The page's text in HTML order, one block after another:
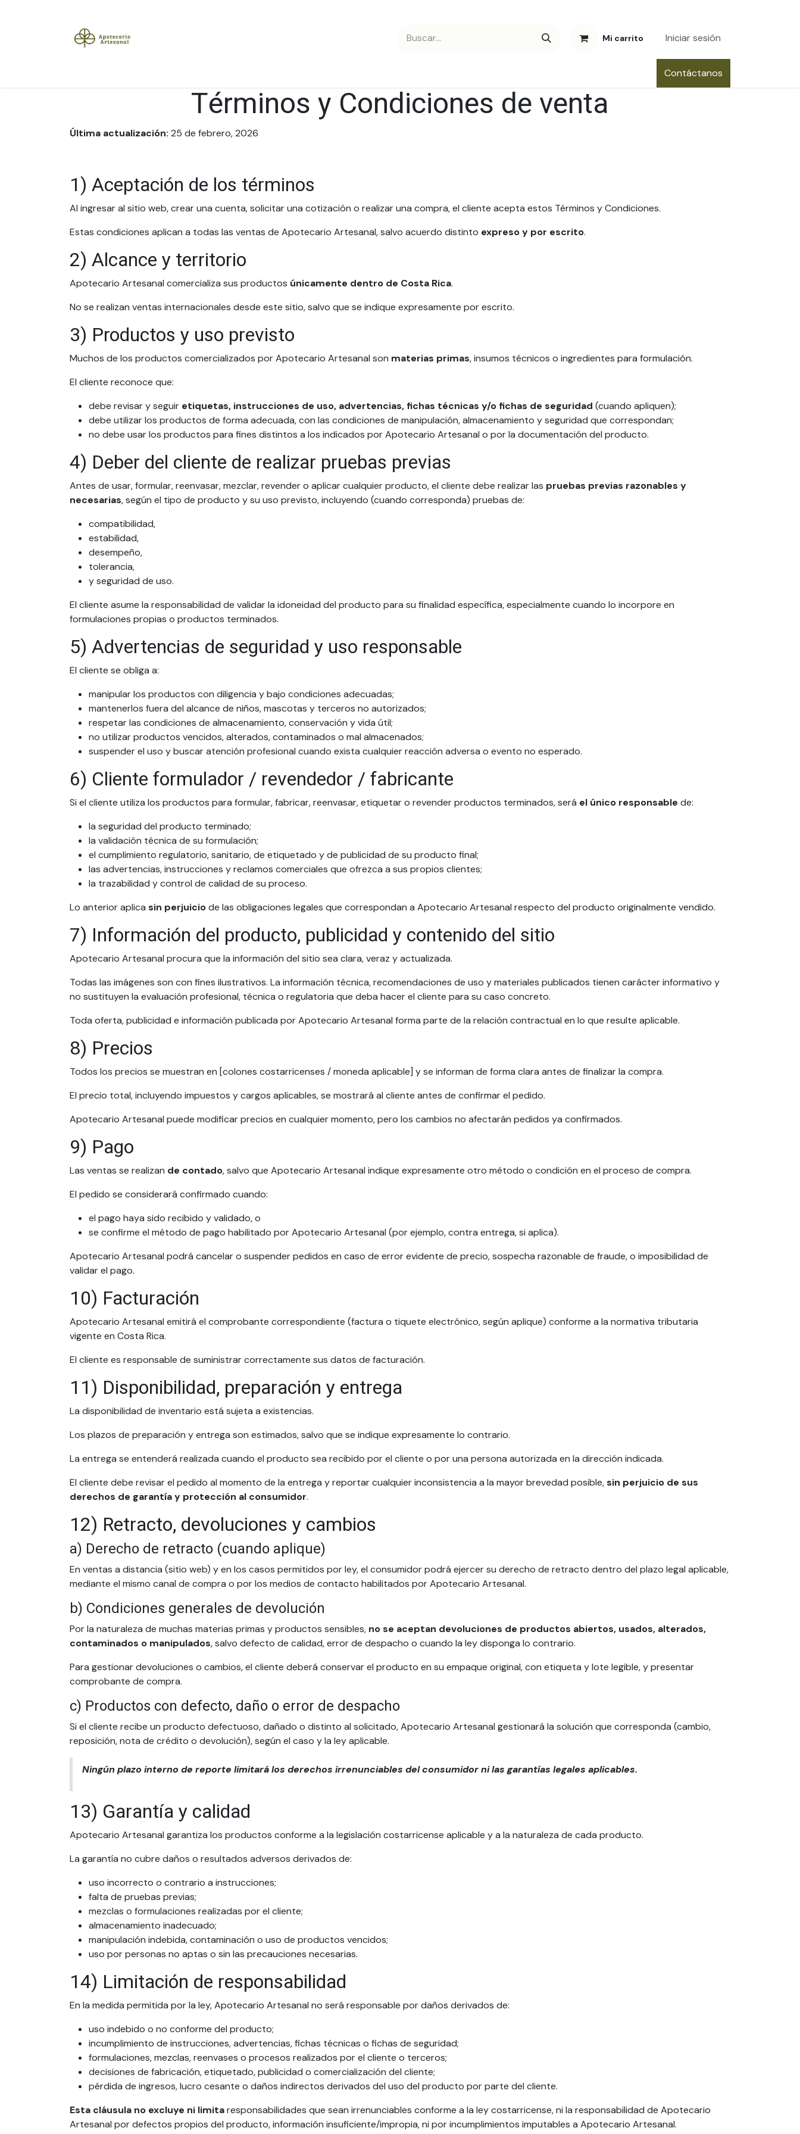
Mi carrito Iniciar sesión
Contáctanos
Términos y Condiciones de venta
Última actualización: 25 de febrero, 2026
1) Aceptación de los términos
Al ingresar al sitio web, crear una cuenta, solicitar una cotización o realizar una compra, el cliente acepta estos Términos y Condiciones.
Estas condiciones aplican a todas las ventas de Apotecario Artesanal, salvo acuerdo distinto expreso y por escrito.
2) Alcance y territorio
Apotecario Artesanal comercializa sus productos únicamente dentro de Costa Rica.
No se realizan ventas internacionales desde este sitio, salvo que se indique expresamente por escrito.
3) Productos y uso previsto
Muchos de los productos comercializados por Apotecario Artesanal son materias primas, insumos técnicos o ingredientes para formulación.
El cliente reconoce que:
debe revisar y seguir etiquetas, instrucciones de uso, advertencias, fichas técnicas y/o fichas de seguridad (cuando apliquen);
debe utilizar los productos de forma adecuada, con las condiciones de manipulación, almacenamiento y seguridad que correspondan;
no debe usar los productos para fines distintos a los indicados por Apotecario Artesanal o por la documentación del producto.
4) Deber del cliente de realizar pruebas previas
Antes de usar, formular, reenvasar, mezclar, revender o aplicar cualquier producto, el cliente debe realizar las pruebas previas razonables y
necesarias, según el tipo de producto y su uso previsto, incluyendo (cuando corresponda) pruebas de:
compatibilidad,
estabilidad,
desempeño,
tolerancia,
y seguridad de uso.
El cliente asume la responsabilidad de validar la idoneidad del producto para su finalidad específica, especialmente cuando lo incorpore en
formulaciones propias o productos terminados.
5) Advertencias de seguridad y uso responsable
El cliente se obliga a:
manipular los productos con diligencia y bajo condiciones adecuadas;
mantenerlos fuera del alcance de niños, mascotas y terceros no autorizados;
respetar las condiciones de almacenamiento, conservación y vida útil;
no utilizar productos vencidos, alterados, contaminados o mal almacenados;
suspender el uso y buscar atención profesional cuando exista cualquier reacción adversa o evento no esperado.
6) Cliente formulador / revendedor / fabricante
Si el cliente utiliza los productos para formular, fabricar, reenvasar, etiquetar o revender productos terminados, será el único responsable de:
la seguridad del producto terminado;
la validación técnica de su formulación;
el cumplimiento regulatorio, sanitario, de etiquetado y de publicidad de su producto final;
las advertencias, instrucciones y reclamos comerciales que ofrezca a sus propios clientes;
la trazabilidad y control de calidad de su proceso.
Lo anterior aplica sin perjuiciode las obligaciones legales que correspondan a Apotecario Artesanal respecto del producto originalmente vendido.
7) Información del producto, publicidad y contenido del sitio
Apotecario Artesanal procura que la información del sitio sea clara, veraz y actualizada.
Todas las imágenes son con fines ilustrativos. La información técnica, recomendaciones de uso y materiales publicados tienen carácter informativo y
no sustituyen la evaluación profesional, técnica o regulatoria que deba hacer el cliente para su caso concreto.
Toda oferta, publicidad e información publicada por Apotecario Artesanal forma parte de la relación contractual en lo que resulte aplicable.
8) Precios
Todos los precios se muestran en [colones costarricenses / moneda aplicable] y se informan de forma clara antes de finalizar la compra.
El precio total, incluyendo impuestos y cargos aplicables, se mostrará al cliente antes de confirmar el pedido.
Apotecario Artesanal puede modificar precios en cualquier momento, pero los cambios no afectarán pedidos ya confirmados.
9) Pago
Las ventas se realizan de contado, salvo que Apotecario Artesanal indique expresamente otro método o condición en el proceso de compra.
El pedido se considerará confirmado cuando:
el pago haya sido recibido y validado, o
se confirme el método de pago habilitado por Apotecario Artesanal (por ejemplo, contra entrega, si aplica).
Apotecario Artesanal podrá cancelar o suspender pedidos en caso de error evidente de precio, sospecha razonable de fraude, o imposibilidad de
validar el pago.
10) Facturación
Apotecario Artesanal emitirá el comprobante correspondiente (factura o tiquete electrónico, según aplique) conforme a la normativa tributaria
vigente en Costa Rica.
El cliente es responsable de suministrar correctamente sus datos de facturación.
11) Disponibilidad, preparación y entrega
La disponibilidad de inventario está sujeta a existencias.
Los plazos de preparación y entrega son estimados, salvo que se indique expresamente lo contrario.
La entrega se entenderá realizada cuando el producto sea recibido por el cliente o por una persona autorizada en la dirección indicada.
El cliente debe revisar el pedido al momento de la entrega y reportar cualquier inconsistencia a la mayor brevedad posible,sin perjuicio de sus
derechos de garantía y protección al consumidor.
12) Retracto, devoluciones y cambios
a) Derecho de retracto (cuando aplique)
En ventas a distancia (sitio web) y en los casos permitidos por ley, el consumidor podrá ejercer su derecho de retracto dentro del plazo legal aplicable,
mediante el mismo canal de compra o por los medios de contacto habilitados por Apotecario Artesanal.
b) Condiciones generales de devolución
Por la naturaleza de muchas materias primas y productos sensibles, no se aceptan devoluciones de productos abiertos, usados, alterados,
contaminados o manipulados, salvo defecto de calidad, error de despacho o cuando la ley disponga lo contrario.
Para gestionar devoluciones o cambios, el cliente deberá conservar el producto en su empaque original, con etiqueta y lote legible, y presentar
comprobante de compra.
c) Productos con defecto, daño o error de despacho
Si el cliente recibe un producto defectuoso, dañado o distinto al solicitado, Apotecario Artesanal gestionará la solución que corresponda (cambio,
reposición, nota de crédito o devolución), según el caso y la ley aplicable.
Ningún plazo interno de reporte limitará los derechos irrenunciables del consumidor ni las garantías legales aplicables.
13) Garantía y calidad
Apotecario Artesanal garantiza los productos conforme a la legislación costarricense aplicable y a la naturaleza de cada producto.
La garantía no cubre daños o resultados adversos derivados de:
uso incorrecto o contrario a instrucciones;
falta de pruebas previas;
mezclas o formulaciones realizadas por el cliente;
almacenamiento inadecuado;
manipulación indebida, contaminación o uso de productos vencidos;
uso por personas no aptas o sin las precauciones necesarias.
14) Limitación de responsabilidad
En la medida permitida por la ley, Apotecario Artesanal no será responsable por daños derivados de:
uso indebido o no conforme del producto;
incumplimiento de instrucciones, advertencias, fichas técnicas o fichas de seguridad;
formulaciones, mezclas, reenvases o procesos realizados por el cliente o terceros;
decisiones de fabricación, etiquetado, publicidad o comercialización del cliente;
pérdida de ingresos, lucro cesante o daños indirectos derivados del uso del producto por parte del cliente.
Esta cláusula no excluye ni limitaresponsabilidades que sean irrenunciables conforme a la ley costarricense, ni la responsabilidad de Apotecario
Artesanal por defectos propios del producto, información insuficiente/impropia, ni por incumplimientos imputables a Apotecario Artesanal.